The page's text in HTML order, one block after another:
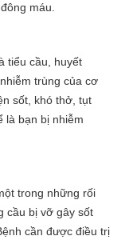
máu.
tiểu cầu, huyết
trùng của cơ
sốt, khó thở, tụt
là bạn bị nhiễm
trong những rối
cầu bị vỡ gây sốt
cần được điều trị